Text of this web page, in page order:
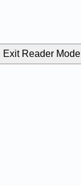
Exit Reader Mode